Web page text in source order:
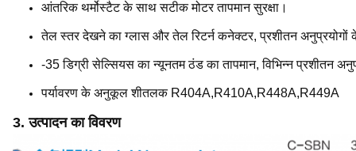
आंतरिक थर्मोस्टैट के साथ सटीक मोटर तापमान सुरक्षा।
तेल स्तर देखने का ग्लास और तेल रिटर्न कनेक्टर, प्रशीतन अनुप्रयोगों
-35 डिग्री सेल्सियस का न्यूनतम ठंड का तापमान, विभिन्न प्रशीतन
पर्यावरण के अनुकूल शीतलक R404A,R410A,R448A,R449A
3. उत्पादन का विवरण